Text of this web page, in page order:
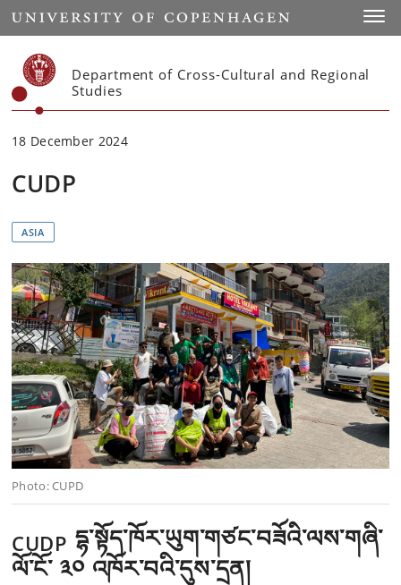
Start
Department of Cross-Cultural and Regional
Studies
18 December 2024
CUDP
ASIA
Photo: CUPD
CUDP དྷ་སྟོད་ཁོར་ཡུག་གཙང་བཟོའི་ལས་གཞི་
ལོ་ངོ་ ༣༠ འཁོར་བའི་དུས་དྲན།